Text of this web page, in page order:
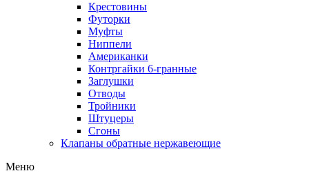
Крестовины
Футорки
Муфты
Ниппели
Американки
Контргайки 6-гранные
Заглушки
Отводы
Тройники
Штуцеры
Сгоны
Клапаны обратные нержавеющие
Меню